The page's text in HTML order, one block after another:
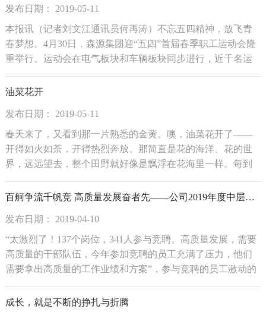
发布日期： 2019-05-11
本报讯（记者刘文江通讯员何再涛）不忘五四精神，放飞青
春梦想。4月30日，森源集团迎“五四”首届春季职工运动会隆
重举行。运动会在电气板块和车辆板块同步进行，近千名运
动员走上赛场，展开了激烈的竞赛。为进一步丰富职工文化
娱乐生活，森源集团将以往一年一度的元旦运动会改为一年
油菜花开
发布日期： 2019-05-11
春天来了，又看到那一片熟悉的金黄。噢，油菜花开了——
开得如火如荼，开得热烈奔放。那简直是花的海洋、花的世
界，远远望去，整个田野就好像是飘浮在花海里一样。每到
菜花香，简直就像是生活在童话世界里一般。小时候的我总百舸争流千帆竞 高质量发展奋者先——公司2019年度中层干部竞聘侧记
发布日期： 2019-04-10
“太激烈了！137个岗位，341人参与竞聘。高质量发展，需要
高质量的干部队伍，今年参加竞聘的员工充满了压力，他们
需要拿出高质量的工作业绩和方案”，参与竞聘的员工激动的
的方针，组织开展中干竞聘活动，通过演讲竞聘上岗的方
成长，就是不断的挣扎与折腾